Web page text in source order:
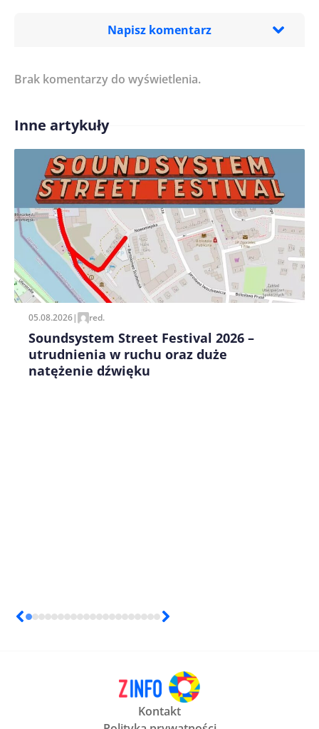
Napisz komentarz
Treść komentarza*
Imię/ Nick*
Zapamiętaj moje dane w tej przeglądarce podczas
pisania kolejnych komentarzy.
Brak komentarzy do wyświetlenia.
Inne artykuły
05.08.2026| red.
Soundsystem Street Festival 2026 –
utrudnienia w ruchu oraz duże
natężenie dźwięku
Kontakt